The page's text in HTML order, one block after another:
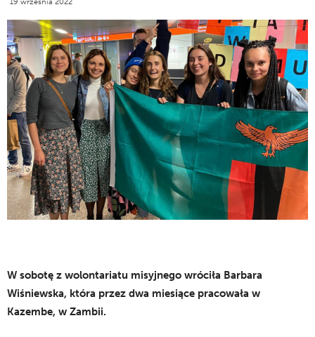
W sobotę z wolontariatu misyjnego wróciła Barbara
Wiśniewska, która przez dwa miesiące pracowała w
Kazembe, w Zambii.